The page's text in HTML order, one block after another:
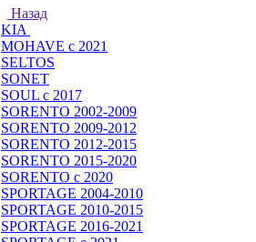
Назад
KIA
MOHAVE с 2021
SELTOS
SONET
SOUL с 2017
SORENTO 2002-2009
SORENTO 2009-2012
SORENTO 2012-2015
SORENTO 2015-2020
SORENTO с 2020
SPORTAGE 2004-2010
SPORTAGE 2010-2015
SPORTAGE 2016-2021